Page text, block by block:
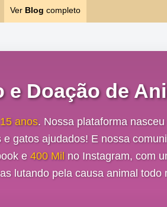
Ver Blog completo
e Doação de
15 anos. Nossa plataforma
gatos ajudados! E nossa
e 400 Mil no Instagram, com
lutando pela causa animal todo